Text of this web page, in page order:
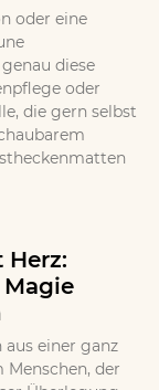
oder eine
diese
oder
die gern selbst
Herz:
einer ganz
Menschen, der